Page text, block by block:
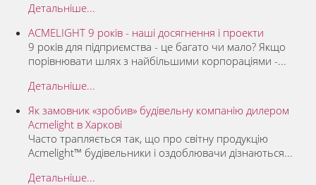
Детальніше...
АCMELIGHT 9 років - наші досягнення і проекти
9 років для підприємства - це багато чи мало? Якщо
порівнювати шлях з найбільшими корпораціями -...
Детальніше...
Як замовник «зробив» будівельну компанію дилером
Acmelight в Харкові
Часто трапляється так, що про світну продукцію
Acmelight™ будівельники і оздоблювачи дізнаються...
Детальніше...